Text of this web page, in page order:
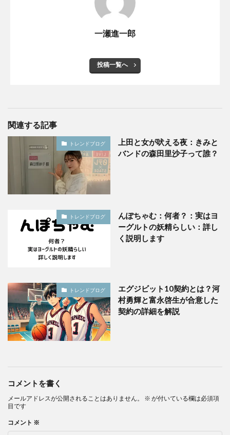
一瀬進一郎
投稿一覧へ
関連する記事
トレンドブログ
上田と女が吠える夜：きみと
バンドの森田里沙子って誰？
トレンドブログ
んぽちゃむ：何者？：実はヨ
ーグルトの妖精らしい：詳し
く説明します
トレンドブログ
エグジビット10契約とは？河
村勇輝と富永啓生が合意した
契約の詳細を解説
コメントを書く
メールアドレスが公開されることはありません。 ※ が付いている欄は必須項
目です
コメント ※